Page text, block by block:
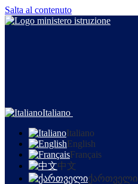
Salta al contenuto
Italiano
Italiano
English
Français
中文
ქართველი